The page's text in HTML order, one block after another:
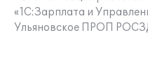
«1С:Зарплата и
Ульяновское ПРОП